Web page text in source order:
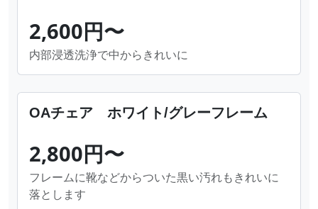
2,600円〜
内部浸透洗浄で中からきれいに
OAチェア ホワイト/グレーフレーム
2,800円〜
フレームに靴などからついた黒い汚れもきれいに
落とします